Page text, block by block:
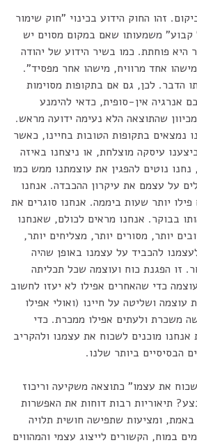
זהו החוק הידוע בכינוי "חוק שימור
קבוע" משמעותו שאם במקום מסוים יש
היא פוחתת. כמו בשיר הידוע של יהודה
אחד מרוויח, מישהו אחר מפסיד".
הדבר. לכן, גם אם בתקופות מסוימות
אנרגיה אין-סופית, כדאי להימנע
שהתוצאה הלא נעימה ידועה מראש.
נמצאים בתקופות הטובות בחיינו, כאשר
עיסקה מוצלחת, או ניצחנו באיזה
נוטים להפגין את עוצמתנו ממש כמו
על עצמם את עיקרון ההכבדה. אנחנו
ולפעמים פילו יותר שעות ביממה. אנחנו סוגרים את
בבוקר. אנחנו מראים לכולם, שאנחנו
יותר, מסורים יותר, מצליחים יותר,
להכביד על עצמנו באופן שהיה
זו הפגנת כוח ועוצמה שכל תכליתה
כדי שהאחרים אפילו לא יעזו לחשוב
ושליטה על חיינו (ואולי אפילו
משכרת ולעתים אפילו ממכרת. כדי
מוכנים לשכוח את עצמנו ולהקריב
הבסיסיים ביותר שלנו.
את עצמו" כתוצאה משקיעה וריכוז
תיאוריות רבות דוחות את האפשרות
ומציעות שתפישה חושית תלויה
במוח, הקשורים לייצוג עצמי והמהווים